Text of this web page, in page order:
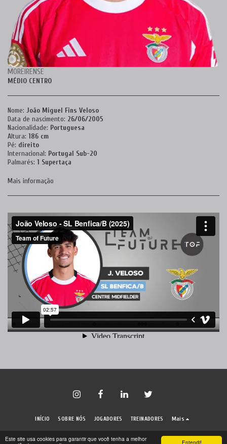
Entendi!
Este site usa cookies para garantir que você tenha a melhor
MOREIRENSE
MÉDIO CENTRO
Nome: João Miguel Fins Veloso
Data de nascimento: 26/06/2005
Nacionalidade: Portuguesa
Altura: 186 cm
Pé: direito
Internacional: Portugal Sub-20
Palmarés: 1 Supertaça
Mais informação
INÍCIO SOBRE NÓS JOGADORES TREINADORES Mais